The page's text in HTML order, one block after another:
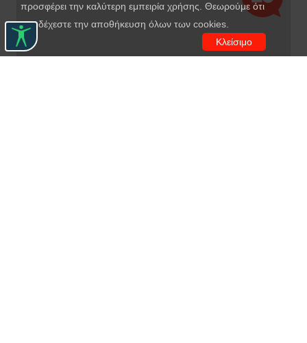
προσφέρει την καλύτερη εμπειρία χρήσης. Θεωρούμε ότι
αποδέχεστε την αποθήκευση όλων των cookies.
Κλείσιμο